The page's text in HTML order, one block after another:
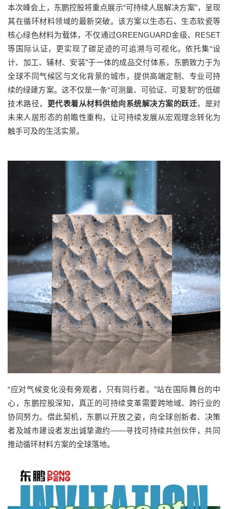
本次峰会上，东鹏控股将重点展示“可持续人居解决方案”， 呈现
其在循环材料领域的最新突破。该方案以生态石、生态软瓷等
核心绿色材料为载体，不仅通过GREENGUARD金级、 RESET
等国际认证，更实现了碳足迹的可追溯与可视化。依托集“设
计、加工、辅材、安装”于一体的成品交付体系，东鹏致力于为
全球不同气候区与文化背景的城市，提供高端定制、专业可持
续的绿建方案。这不仅是一条“可测量、可验证、可复制”的低碳
技术路径， 更代表着从材料供给向系统解决方案的跃迁， 是对
未来人居形态的前瞻性重构，让可持续发展从宏观理念转化为
触手可及的生活实景。
“应对气候变化没有旁观者，只有同行者。 ”站在国际舞台的中
心，东鹏控股深知，真正的可持续变革需要跨地域、跨行业的
协同努力。借此契机，东鹏以开放之姿，向全球创新者、决策
者及城市建设者发出诚挚邀约——寻找可持续共创伙伴，共同
推动循环材料方案的全球落地。